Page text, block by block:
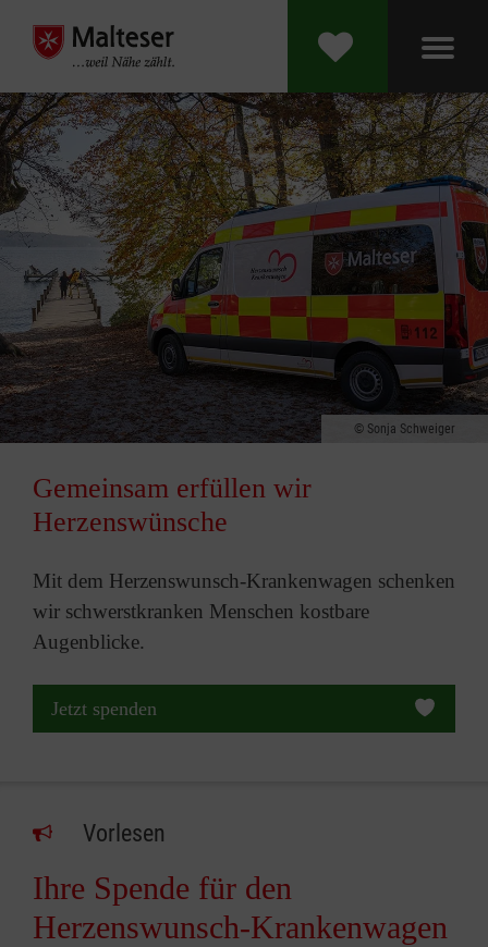
Sonja Schweiger
Gemeinsam erfüllen wir
Herzenswünsche
Mit dem Herzenswunsch-Krankenwagen schenken
wir schwerstkranken Menschen kostbare
Augenblicke.
Jetzt spenden
Vorlesen
Ihre Spende für den
Herzenswunsch-Krankenwagen